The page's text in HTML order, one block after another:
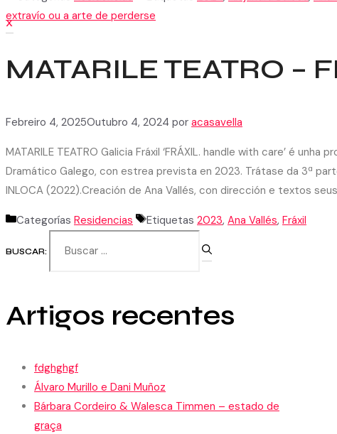
X
extravío ou a arte de perderse
MATARILE TEATRO –
Febreiro 4, 2025Outubro 4, 2024 por acasavella
MATARILE TEATRO Galicia Fráxil ‘FRÁXIL. handle with care’ é
Dramático Galego, con estrea prevista en 2023. Trátase da 3ª
INLOCA (2022).Creación de Ana Vallés, con dirección e textos
Categorías Residencias Etiquetas 2023, Ana Vallés, Fráxil
BUSCAR:
Artigos recentes
fdghghgf
Álvaro Murillo e Dani Muñoz
Bárbara Cordeiro & Walesca Timmen – estado de
graça